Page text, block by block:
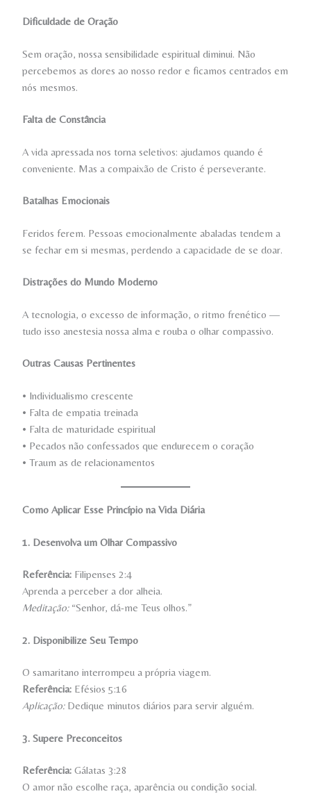
Dificuldade de Oração
Sem oração, nossa sensibilidade espiritual diminui. Não
percebemos as dores ao nosso redor e ficamos centrados em
nós mesmos.
Falta de Constância
A vida apressada nos torna seletivos: ajudamos quando é
conveniente. Mas a compaixão de Cristo é perseverante.
Batalhas Emocionais
Feridos ferem. Pessoas emocionalmente abaladas tendem a
se fechar em si mesmas, perdendo a capacidade de se doar.
Distrações do Mundo Moderno
A tecnologia, o excesso de informação, o ritmo frenético —
tudo isso anestesia nossa alma e rouba o olhar compassivo.
Outras Causas Pertinentes
• Individualismo crescente
• Falta de empatia treinada
• Falta de maturidade espiritual
• Pecados não confessados que endurecem o coração
• Traum as de relacionamentos
Como Aplicar Esse Princípio na Vida Diária
1. Desenvolva um Olhar Compassivo
Referência: Filipenses 2:4
Aprenda a perceber a dor alheia.
Meditação:“Senhor, dá-me Teus olhos.”
2. Disponibilize Seu Tempo
O samaritano interrompeu a própria viagem.
Referência: Efésios 5:16
Aplicação:Dedique minutos diários para servir alguém.
3. Supere Preconceitos
Referência: Gálatas 3:28
O amor não escolhe raça, aparência ou condição social.